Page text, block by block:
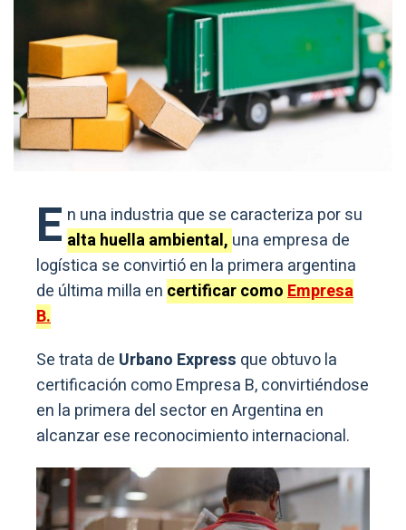
E n una industria que se caracteriza por su
alta huella ambiental, una empresa de
logística se convirtió en la primera argentina
de última milla en certificar comoEmpresa
B.
Se trata de Urbano Express que obtuvo la
certificación como Empresa B, convirtiéndose
en la primera del sector en Argentina en
alcanzar ese reconocimiento internacional.